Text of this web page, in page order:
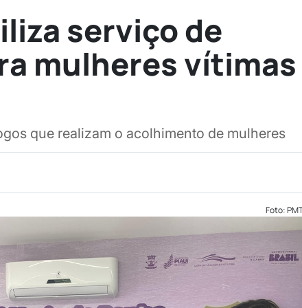
serviço de
mulheres vítimas
que realizam o acolhimento de mulheres
Foto: